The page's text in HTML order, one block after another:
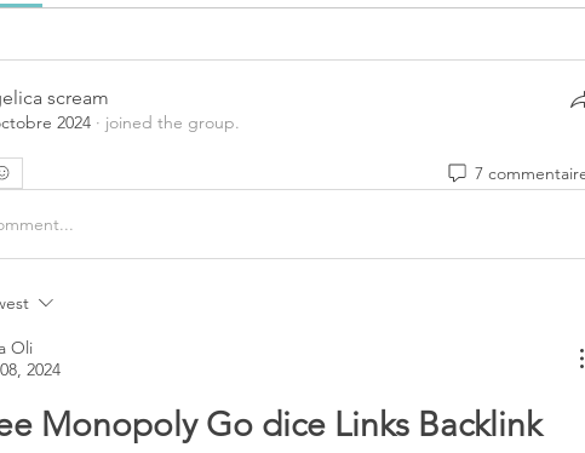
scream
2024 · joined the group.
7
Oli
2024
Monopoly Go dice Links Backlink